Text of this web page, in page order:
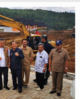
Inter Milan
7
Berkantor
Hanya
Sebut TNI